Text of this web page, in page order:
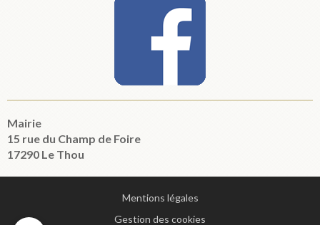
Mairie
15 rue du Champ de Foire
17290 Le Thou
Mentions légales
Gestion des cookies